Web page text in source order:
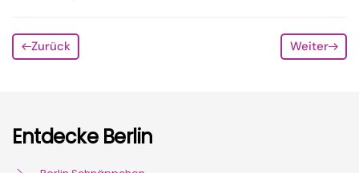
Zurück Weiter
Entdecke Berlin